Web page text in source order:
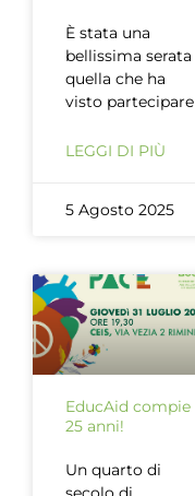
È stata una
bellissima serata
quella che ha
visto partecipare
LEGGI DI PIÙ
5 Agosto 2025
EducAid compie
25 anni!
Un quarto di